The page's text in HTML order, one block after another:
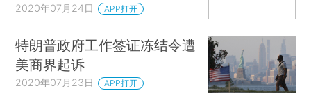
2020年07月24日 APP打开
特朗普政府工作签证冻结令遭
美商界起诉
2020年07月23日 APP打开